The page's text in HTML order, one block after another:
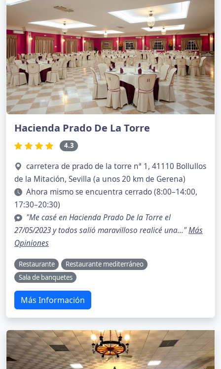
Hacienda Prado De La Torre
4.3
carretera de prado de la torre nª 1, 41110 Bollullos
de la Mitación, Sevilla (a unos 20 km de Gerena)
Ahora mismo se encuentra cerrado (8:00–14:00,
17:30–20:30)
"Me casé en Hacienda Prado De la Torre el
27/05/2023 y todos salió maravilloso realicé una..."Más
Opiniones
Restaurante
Restaurante mediterráneo
Sala de banquetes
Más Información